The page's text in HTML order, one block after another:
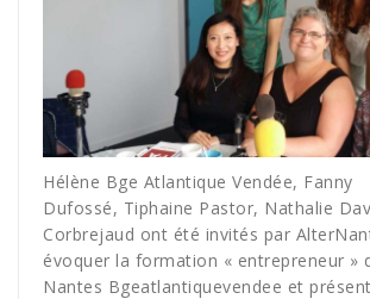
Hélène Bge Atlantique Vendée, Fanny
Dufossé, Tiphaine Pastor, Nathalie
Corbrejaud ont été invités par
évoquer la formation « entrepreneur »
Nantes Bgeatlantiquevendee et